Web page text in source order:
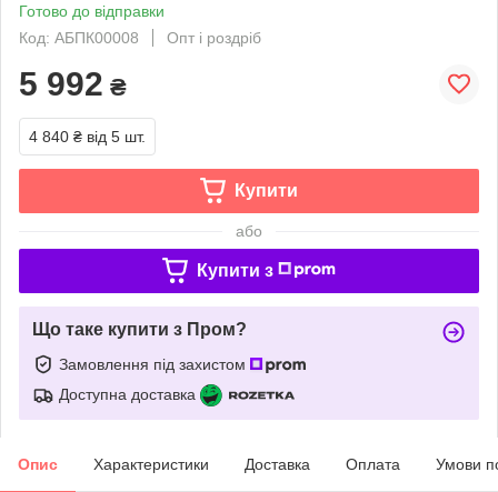
Готово до відправки
Код: АБПК00008
Опт і роздріб
5 992 ₴
4 840 ₴ від 5 шт.
Купити
або
Купити з
Що таке купити з Пром?
Замовлення під захистом
Доступна доставка
Опис Характеристики Доставка Оплата Умови